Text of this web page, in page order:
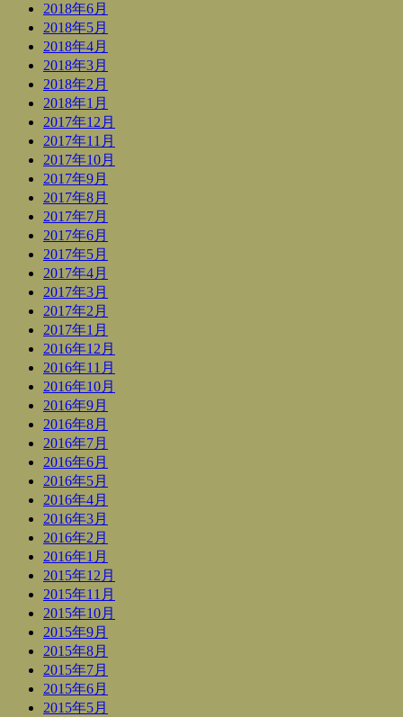
2018年6月
2018年5月
2018年4月
2018年3月
2018年2月
2018年1月
2017年12月
2017年11月
2017年10月
2017年9月
2017年8月
2017年7月
2017年6月
2017年5月
2017年4月
2017年3月
2017年2月
2017年1月
2016年12月
2016年11月
2016年10月
2016年9月
2016年8月
2016年7月
2016年6月
2016年5月
2016年4月
2016年3月
2016年2月
2016年1月
2015年12月
2015年11月
2015年10月
2015年9月
2015年8月
2015年7月
2015年6月
2015年5月